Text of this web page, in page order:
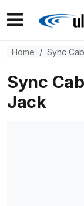
Home Sync
Sync
Jack